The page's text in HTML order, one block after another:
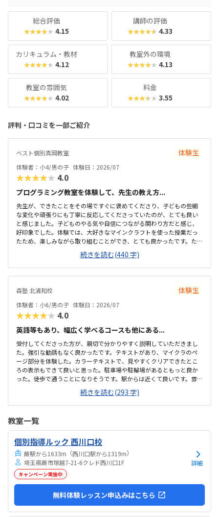
総合評価
★★★★★ 4.15
講師の評価
★★★★★ 4.33
カリキュラム・教材
★★★★★ 4.12
教室外の環境
★★★★★ 4.13
教室の雰囲気
★★★★★ 4.02
料金
★★★★★ 3.55
評判・口コミを一部ご紹介
ベスト個別真岡教室 体験生
体験者：小4/男の子 体験日：2026/07
★★★★★ 4.0
プログラミング教室を体験して、先生の教え方...
先生が、できたことをその場ですぐに褒めてくださり、子どもの些細
な変化や頑張りにも丁寧に反応してくださっていたのが、とても良い
と感じました。子どものやる気や自信につながる関わり方だと感じ、
好印象でした。体験では、大好きなマインクラフトを使った授業だっ
たため、楽しみながら取り組むことができ、とても良かったです。た
だ、今後もずっとマインクラフトを使った内容ではないと伺ったの
で、その後も興味を持って取り組めるかどうかは少し気になる点でし
た。教室は自宅から15分ほどの距離にあり、通いやすいと感じまし
た。また、駐車場もあるため、送り迎えもしやすく、安心して通わせ
ているわけではありませんが、壁などで視線が分散しにくい工夫がさ
れており、集中しやすい雰囲気だと感じました。月4回（1回50分）で
約12,000円という料金は、我が家にとってはや...
続きを読む(440 字)
森塾 北浦和校 体験生
体験者：小6/男の子 体験日：2026/07
★★★★★ 4.0
英語等もあり、幅広く学べるコースも他にある...
受付してくださった方が、親切で分かりやすく説明していただきまし
た。強引な勧誘もなく良かったです。テキストがあり、マイクラのペ
ージ部分を体験した。カラーテキストで、見やすくクリアできたとこ
ろの表示もできて良いと思った。駐車場や駐輪場があるともっと良か
った。徒歩で通うことになりそうです。駅からは近くて良いです。雰囲
気も良く、清潔感もあった。部屋が区切られていて、個人スペースも
確保されていて良かった。基本料金以外に、追加料金があまり無さそ
うで良かった。できれば、毎月1万以内で通いたいです。子供に熱心に
気持ちになれて良かった。
続きを読む(293 字)
教室一覧
個別指導ルック 西川口校
蕨駅から1633m （西川口駅から1319m）
埼玉県蕨市塚越7-21-6クレド西川口1F
キャンペーン実施中
詳細
無料体験レッスン申込みはこちら